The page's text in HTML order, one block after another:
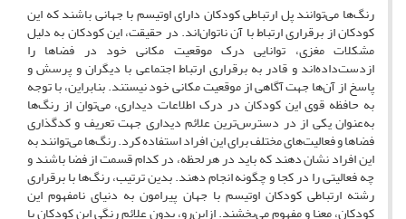
رنگ‌ها می‌توانند پل ارتباطی کودکان دارای اوتیسم با جهانی باشند که این
کودکان از برقراری ارتباط با آن ناتوان‌اند. در حقیقت، این کودکان به دلیل
مشکلات مغزی، توانایی درک موقعیت مکانی خود در فضاها را
ازدست‌داده‌اند و قادر به برقراری ارتباط اجتماعی با دیگران و پرسش و
پاسخ از آن‌ها جهت آگاهی از موقعیت مکانی خود نیستند. بنابراین، با توجه
به حافظه قوی این کودکان در درک اطلاعات دیداری، می‌توان از رنگ‌ها
به‌عنوان یکی از در دسترس‌ترین علائم دیداری جهت تعریف و کدگذاری
فضاها و فعالیت‌های مختلف برای این افراد استفاده کرد. رنگ‌ها می‌توانند به
این افراد نشان دهند که باید در هر لحظه، در کدام قسمت از فضا باشند و
چه فعالیتی را در کجا و چگونه انجام دهند. بدین ترتیب، رنگ‌ها با برقراری
رشته ارتباطی کودکان اوتیسم با جهان پیرامون به دنیای نامفهوم این
کودکان، معنا و مفهوم می‌بخشند. ازاین‌رو، بدون علائم رنگی این کودکان با